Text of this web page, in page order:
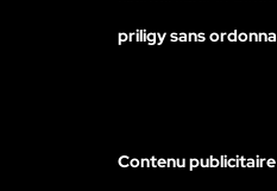
priligy sans
Contenu publicitaire